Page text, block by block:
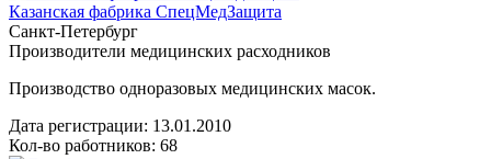
Казанская фабрика СпецМедЗащита
Санкт-Петербург
Производители медицинских расходников
Производство одноразовых медицинских масок.
Дата регистрации: 13.01.2010
Кол-во работников: 68